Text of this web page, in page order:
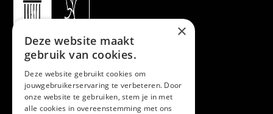
×
Deze website maakt
gebruik van cookies.
Deze website gebruikt cookies om
jouwgebruikerservaring te verbeteren. Door
onze website te gebruiken, stem je in met
alle cookies in overeenstemming met ons